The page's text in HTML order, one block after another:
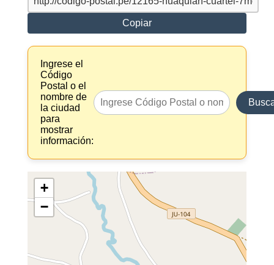
Copiar
Ingrese el
Código
Postal o el
nombre de
la ciudad
para
mostrar
información:
+
−